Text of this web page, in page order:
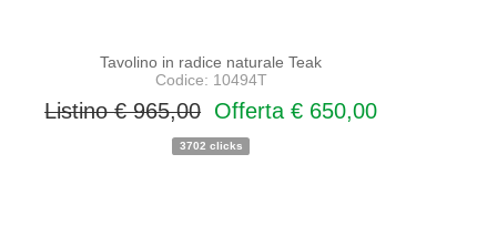
Tavolino in radice naturale Teak
Codice: 10494T
Listino € 965,00 Offerta € 650,00
3702 clicks